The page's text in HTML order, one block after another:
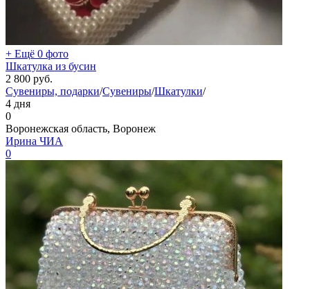
+ Ещё 0 фото
Шкатулка из бусин
2 800 руб.
Сувениры, подарки/Сувениры/Шкатулки/
4 дня
0
Воронежская область, Воронеж
Ирина ЧИА
0